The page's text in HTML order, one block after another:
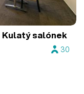
Kulatý salónek
30